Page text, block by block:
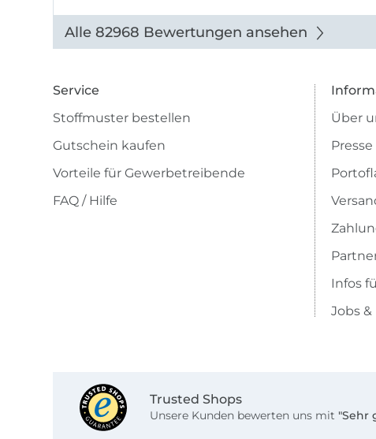
auch die
Alle 82968 Bewertungen ansehen
Service
Stoffmuster bestellen
Gutschein kaufen
Vorteile für Gewerbetreibende
FAQ / Hilfe
Über
Presse
Infos
Jobs &
Trusted Shops
Unsere Kunden bewerten uns mit "Sehr